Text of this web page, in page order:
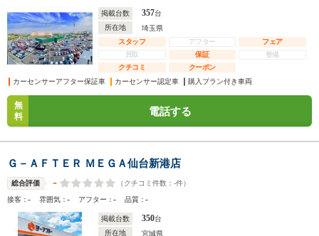
掲載台数 357台
所在地
埼玉県
スタッフ
アフター
フェア
買取
保証
整備
クチコミ
クーポン
カーセンサーアフター保証車
カーセンサー認定車 購入プラン付き車両
無
料
電話する
Ｇ－ＡＦＴＥＲ ＭＥＧＡ仙台新港店
総合評価 - （クチコミ件数： -件）
接客：- 雰囲気：- アフター：- 品質：-
掲載台数 350台
所在地
宮城県